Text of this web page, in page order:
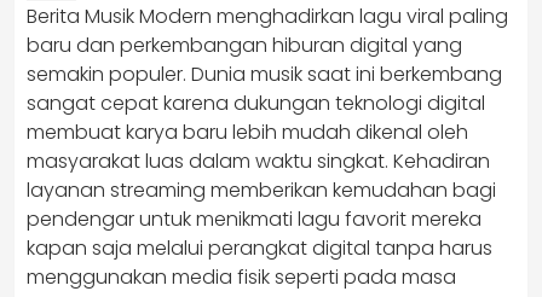
Berita Musik Modern menghadirkan lagu viral paling
baru dan perkembangan hiburan digital yang
semakin populer. Dunia musik saat ini berkembang
sangat cepat karena dukungan teknologi digital
membuat karya baru lebih mudah dikenal oleh
masyarakat luas dalam waktu singkat. Kehadiran
layanan streaming memberikan kemudahan bagi
pendengar untuk menikmati lagu favorit mereka
kapan saja melalui perangkat digital tanpa harus
menggunakan media fisik seperti pada masa